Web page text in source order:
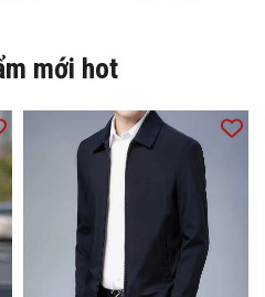
mới hot